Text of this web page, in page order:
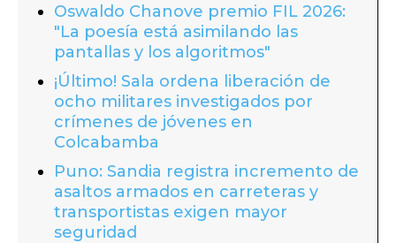
Oswaldo Chanove premio FIL 2026:
"La poesía está asimilando las
pantallas y los algoritmos"
¡Último! Sala ordena liberación de
ocho militares investigados por
crímenes de jóvenes en
Colcabamba
Puno: Sandia registra incremento de
asaltos armados en carreteras y
transportistas exigen mayor
seguridad